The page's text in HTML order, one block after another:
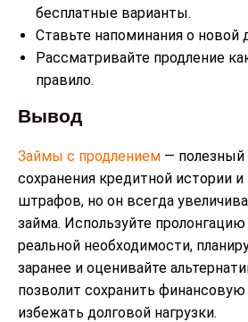
бесплатные варианты.
Ставьте напоминания о новой
Рассматривайте продление
правило.
Вывод
Займы с продлением — полезный
сохранения кредитной истории и
штрафов, но он всегда
займа. Используйте
реальной необходимости,
заранее и оценивайте
позволит сохранить
избежать долговой нагрузки.